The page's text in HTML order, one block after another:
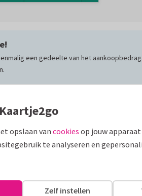
een gedeelte van het aankoopbedrag.
mogen er
opslaan van cookies op jouw
te analyseren en
Zelf instellen